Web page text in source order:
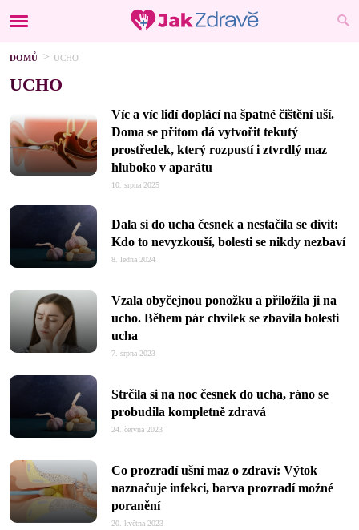
DOMŮ UCHO
UCHO
Víc a víc lidí doplácí na špatné čištění uší.
Doma se přitom dá vytvořit tekutý
prostředek, který rozpustí i ztvrdlý maz
hluboko v aparátu
10. srpna 2025
Dala si do ucha česnek a nestačila se divit:
Kdo to nevyzkouší, bolesti se nikdy nezbaví
8. ledna 2024
Vzala obyčejnou ponožku a přiložila ji na
ucho. Během pár chvilek se zbavila bolesti
ucha
7. srpna 2023
Strčila si na noc česnek do ucha, ráno se
probudila kompletně zdravá
24. června 2023
Co prozradí ušní maz o zdraví: Výtok
naznačuje infekci, barva prozradí možné
poranění
20. května 2023